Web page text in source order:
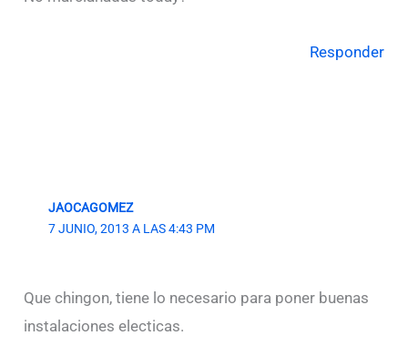
Responder
JAOCAGOMEZ
7 JUNIO, 2013 A LAS 4:43 PM
Que chingon, tiene lo necesario para poner buenas
instalaciones electicas.